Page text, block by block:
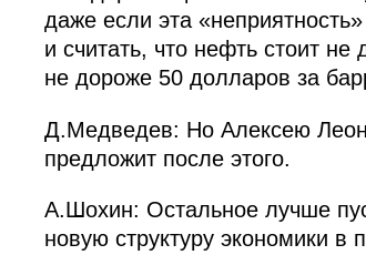
даже если эта
и считать, что нефть стоит
не дороже 50 долларов за
Д.Медведев: Но Алексею
предложит после этого.
А.Шохин: Остальное лучше
новую структуру экономики в